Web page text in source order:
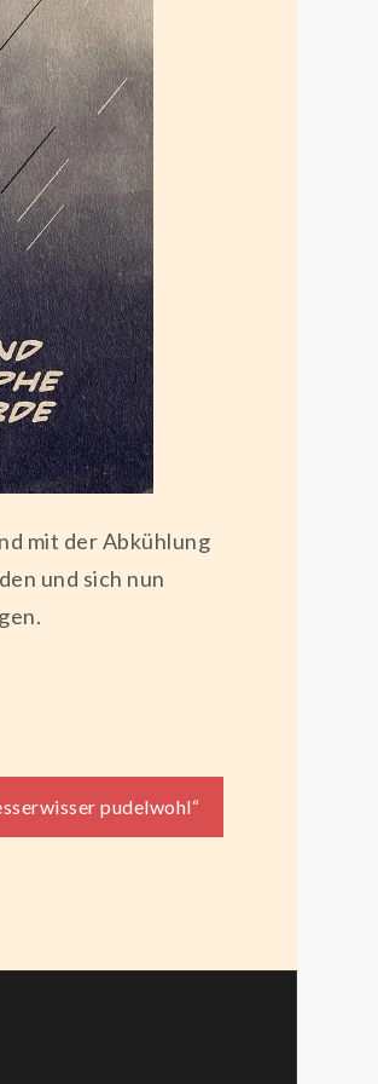
mit der Abkühlung
und sich nun
pudelwohl“